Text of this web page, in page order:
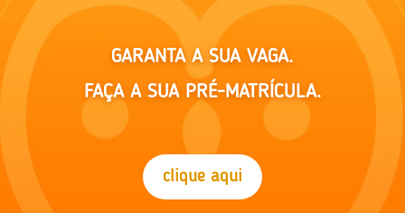
GARANTA A SUA VAGA.
FAÇA A SUA PRÉ-MATRÍCULA.
clique aqui